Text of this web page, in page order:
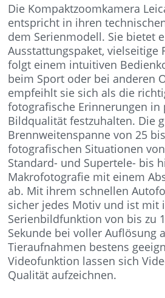
Die Kompaktzoomkamera
entspricht in ihren
dem Serienmodell. Sie bietet
Ausstattungspaket, vielseitige
folgt einem intuitiven
beim Sport oder bei anderen
empfeihlt sie sich als die
fotografische Erinnerungen in
Bildqualität festzuhalten. Die
Brennweitenspanne von 25
fotografischen Situationen
Standard- und Supertele- bis
Makrofotografie mit einem
ab. Mit ihrem schnellen
sicher jedes Motiv und ist mit
Serienbildfunktion von bis zu
Sekunde bei voller Auflösung
Tieraufnahmen bestens
Videofunktion lassen sich
Qualität aufzeichnen.